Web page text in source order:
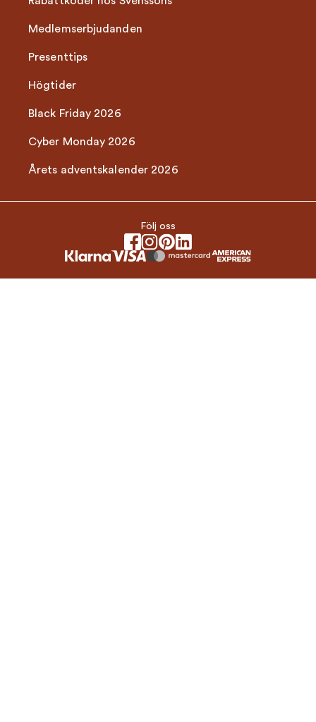
Medlemserbjudanden
Presenttips
Högtider
Black Friday 2026
Cyber Monday 2026
Årets adventskalender 2026
Följ oss